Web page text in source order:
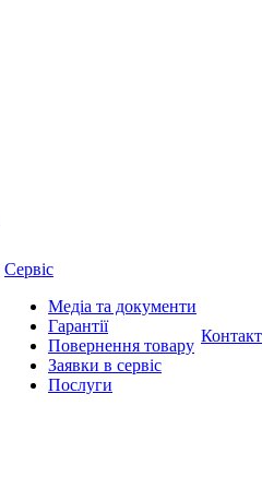
Сервіс
Медіа та документи
Гарантії
Повернення товару
Заявки в сервіс
Послуги